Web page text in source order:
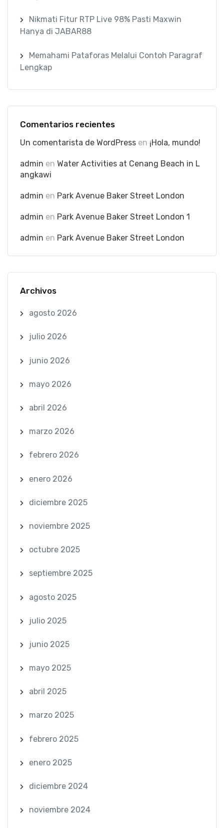
Nikmati Fitur RTP Live 98% Pasti Maxwin
Hanya di JABAR88
Memahami Pataforas Melalui Contoh Paragraf
Lengkap
Comentarios recientes
Un comentarista de WordPress en ¡Hola, mundo!
admin en Water Activities at Cenang Beach in L
angkawi
admin en Park Avenue Baker Street London
admin en Park Avenue Baker Street London 1
admin en Park Avenue Baker Street London
Archivos
agosto 2026
julio 2026
junio 2026
mayo 2026
abril 2026
marzo 2026
febrero 2026
enero 2026
diciembre 2025
noviembre 2025
octubre 2025
septiembre 2025
agosto 2025
julio 2025
junio 2025
mayo 2025
abril 2025
marzo 2025
febrero 2025
enero 2025
diciembre 2024
noviembre 2024